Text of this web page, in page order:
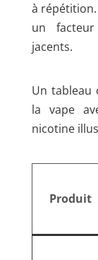
à
un
jacents.
Un tableau
la vape
nicotine
Produit